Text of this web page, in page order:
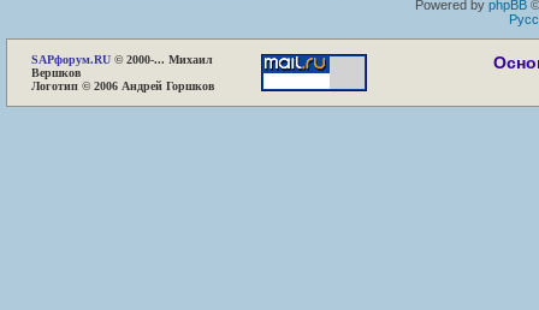
Powered by phpBB
SAPфорум.RU © 2000-... Михаил
Вершков
Логотип © 2006 Андрей Горшков